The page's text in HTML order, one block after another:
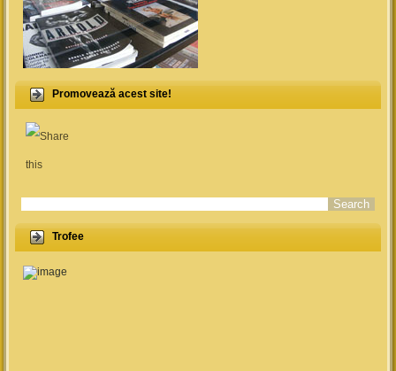
Promovează acest site!
Search form
Trofee